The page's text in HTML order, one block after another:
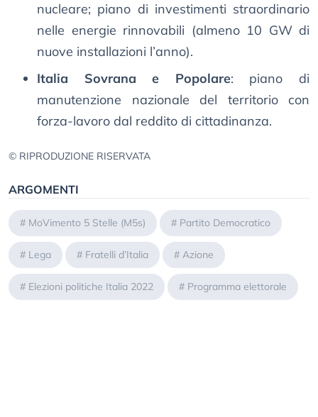
nucleare; piano di investimenti straordinario
nelle energie rinnovabili (almeno 10 GW di
nuove installazioni l’anno).
Italia Sovrana e Popolare: piano di
manutenzione nazionale del territorio con
forza-lavoro dal reddito di cittadinanza.
© RIPRODUZIONE RISERVATA
ARGOMENTI
# MoVimento 5 Stelle (M5s) # Partito Democratico
# Lega # Fratelli d’Italia # Azione
# Elezioni politiche Italia 2022 # Programma elettorale